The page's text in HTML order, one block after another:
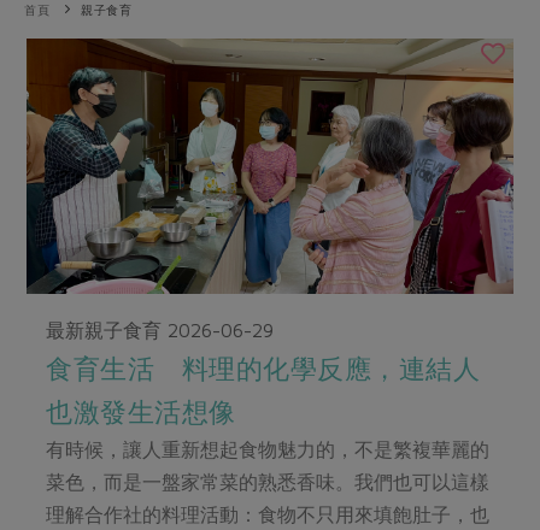
奶蛋豆・五穀
乳製品
豆製品 米麵雜糧
肉品・水產
畜產肉類 水產
水畜加工品
調理食材・點心
調味醬料/南北貨 烘焙
休閒零嘴
保健食品
肉食
常備菜
蔬食
蛋料理
料理方式
醬料
湯品．鍋物
漬物
涼拌沙拉
防災用品預購圓滿結束
2026年端午節預購圓滿結束
更多預購活動
當季產品
合作25-經典快閃最後一週
合作25-精選產品第四彈
合作25-精選產品第三彈
更多當季產品
議題活動
主婦聯盟X樂齡網特約優惠案
觀點文章
一籃菜真心話
社內大小事 合作聯合國
產品故事 生活提案
樂齡生活 親子食育
廚房瑜伽
關注議題
減硝酸鹽
非基改運動 支持本土農糧
廢核運動
減添加物 減塑減廢
公益金 食農教育
關於合作社
認識合作社
關於我們
合作社組織
員工與求才
產品檢驗
自主把關
檢驗報告
硝酸鹽檢驗
社員權益
重要公告
首頁 親子食育
最新親子食育 2026-06-29
食育生活 料理的化學反應，連結人
也激發生活想像
有時候，讓人重新想起食物魅力的，不是繁複華麗的
菜色，而是一盤家常菜的熟悉香味。我們也可以這樣
理解合作社的料理活動：食物不只用來填飽肚子，也